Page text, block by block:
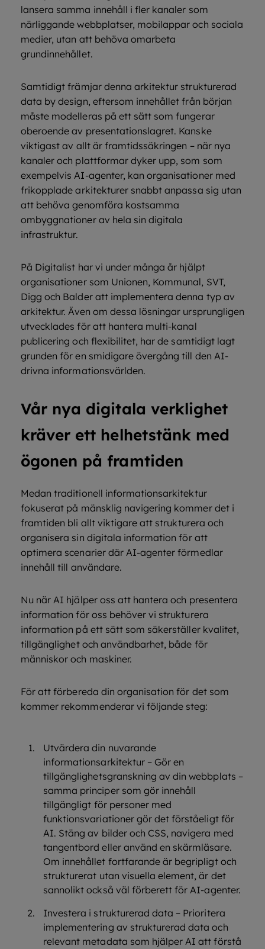
lansera samma innehåll i fler kanaler som
närliggande webbplatser, mobilappar och sociala
medier, utan att behöva omarbeta
grundinnehållet.
Samtidigt främjar denna arkitektur strukturerad
data by design, eftersom innehållet från början
måste modelleras på ett sätt som fungerar
oberoende av presentationslagret. Kanske
viktigast av allt är framtidssäkringen – när nya
kanaler och plattformar dyker upp, som som
exempelvis AI-agenter, kan organisationer med
frikopplade arkitekturer snabbt anpassa sig utan
att behöva genomföra kostsamma
ombyggnationer av hela sin digitala
infrastruktur.
På Digitalist har vi under många år hjälpt
organisationer som Unionen, Kommunal, SVT,
Digg och Balder att implementera denna typ av
arkitektur. Även om dessa lösningar ursprungligen
utvecklades för att hantera multi-kanal
publicering och flexibilitet, har de samtidigt lagt
grunden för en smidigare övergång till den AI-
drivna informationsvärlden.
Vår nya digitala verklighet
kräver ett helhetstänk med
ögonen på framtiden
Medan traditionell informationsarkitektur
fokuserat på mänsklig navigering kommer det i
framtiden bli allt viktigare att strukturera och
organisera sin digitala information för att
optimera scenarier där AI-agenter förmedlar
innehåll till användare.
Nu när AI hjälper oss att hantera och presentera
information för oss behöver vi strukturera
information på ett sätt som säkerställer kvalitet,
tillgänglighet och användbarhet, både för
människor och maskiner.
För att förbereda din organisation för det som
kommer rekommenderar vi följande steg:
Utvärdera din nuvarande
informationsarkitektur – Gör en
tillgänglighetsgranskning av din webbplats –
samma principer som gör innehåll
tillgängligt för personer med
funktionsvariationer gör det förståeligt för
AI. Stäng av bilder och CSS, navigera med
tangentbord eller använd en skärmläsare.
Om innehållet fortfarande är begripligt och
strukturerat utan visuella element, är det
sannolikt också väl förberett för AI-agenter.
Investera i strukturerad data – Prioritera
implementering av strukturerad data och
relevant metadata som hjälper AI att förstå